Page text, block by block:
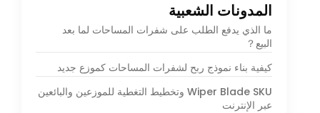
المدونات الشعبية
ما الذي يدفع الطلب على شفرات المساحات لما بعد
البيع？
كيفية بناء نموذج ربح لشفرات المساحات كموزع جديد
Wiper Blade SKU وتخطيط التغطية للموزعين والبائعين
عبر الإنترنت